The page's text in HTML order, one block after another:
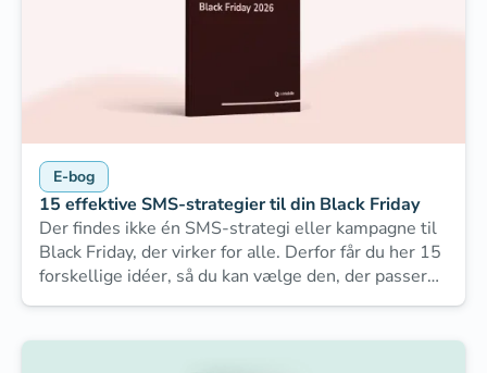
E-bog
15 effektive SMS-strategier til din Black Friday
Der findes ikke én SMS-strategi eller kampagne til
Black Friday, der virker for alle. Derfor får du her 15
forskellige idéer, så du kan vælge den, der passer
bedst til din virksomhed.